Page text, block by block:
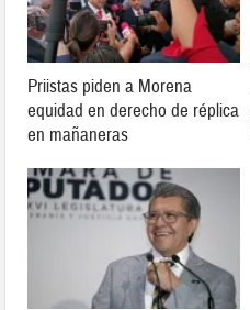
Priistas piden a Morena
equidad en derecho de réplica
en mañaneras